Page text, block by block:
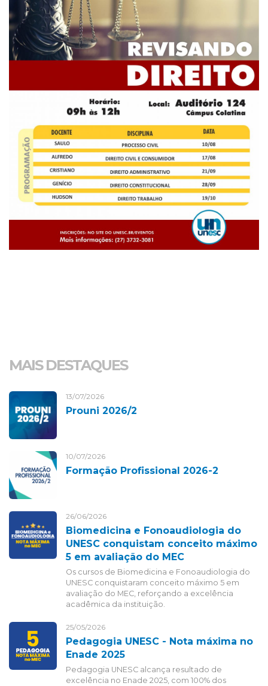
MAIS DESTAQUES
13/07/2026
Prouni 2026/2
10/07/2026
Formação Profissional 2026-2
26/06/2026
Biomedicina e Fonoaudiologia do
UNESC conquistam conceito máximo
5 em avaliação do MEC
Os cursos de Biomedicina e Fonoaudiologia do
UNESC conquistaram conceito máximo 5 em
avaliação do MEC, reforçando a excelência
acadêmica da instituição.
25/05/2026
Pedagogia UNESC - Nota máxima no
Enade 2025
Pedagogia UNESC alcança resultado de
excelência no Enade 2025, com 100% dos